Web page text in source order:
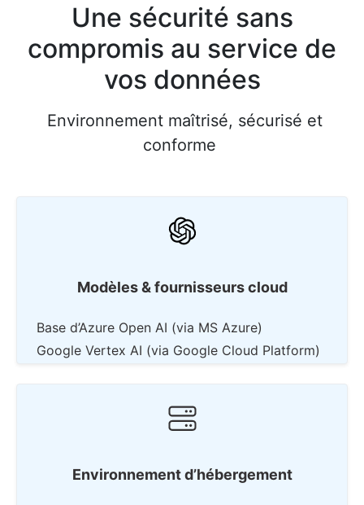
Une sécurité sans
compromis au service de
vos données
Environnement maîtrisé, sécurisé et
conforme
Modèles& fournisseurs cloud
Base d’Azure Open AI (via MS Azure)
Google Vertex AI (via Google Cloud Platform)
Environnement d’hébergement